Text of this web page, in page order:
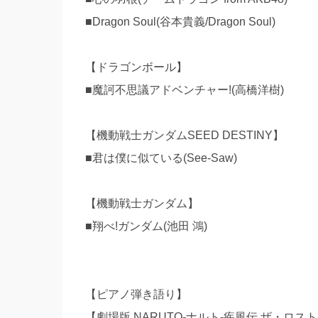
■Dragon Soul(谷本貴義/Dragon Soul)
【ドラゴンボール】
■魔訶不思議アドベンチャー!(高橋洋樹)
【機動戦士ガンダムSEED DESTINY】
■君は僕に似ている(See-Saw)
【機動戦士ガンダム】
■翔べ!ガンダム(池田 鴻)
【ピアノ弾き語り】